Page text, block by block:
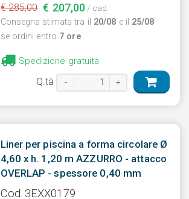
€ 285,00 € 207,00/ cad.
Consegna stimata tra il 20/08 e il 25/08
se ordini entro 7 ore
Spedizione gratuita
Q.tà - +
Liner per piscina a forma circolare Ø
4,60 x h. 1,20 m AZZURRO - attacco
OVERLAP - spessore 0,40 mm
Cod. 3EXX0179